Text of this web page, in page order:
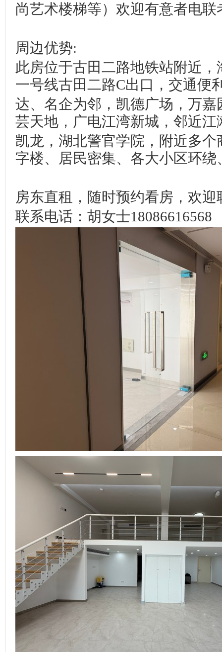
尚艺术楼梯等）欢迎有意者电联
周边优势:
此房位于古田二路地铁站附近
一号线古田二路C出口，交通便
达、名企为邻，凯德广场，万
芸天地，广电江湾新城，邻近
凯龙，湖北警官学院，附近多
字楼、居民密集、各大小区环
房东直租，随时预约看房，欢迎
联系电话：胡女士18086616568